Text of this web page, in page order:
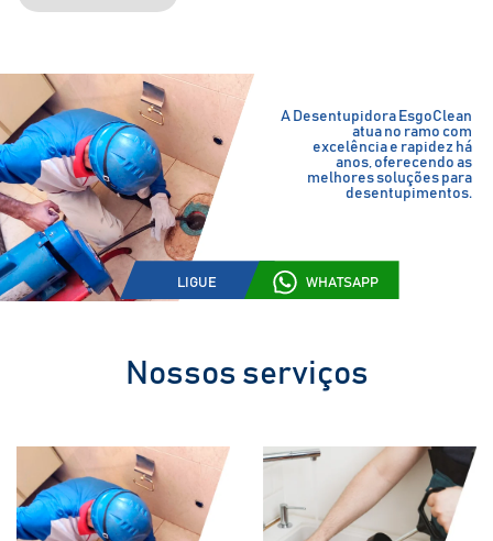
A Desentupidora EsgoClean
atua no ramo com
excelência e rapidez há
anos, oferecendo as
melhores soluções para
desentupimentos.
LIGUE WHATSAPP
Nossos serviços